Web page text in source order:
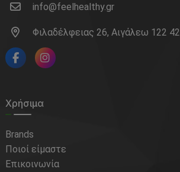
info@feelhealthy.gr
Φιλαδέλφειας 26, Αιγάλεω 122 42
Χρήσιμα
Brands
Ποιοί είμαστε
Επικοινωνία